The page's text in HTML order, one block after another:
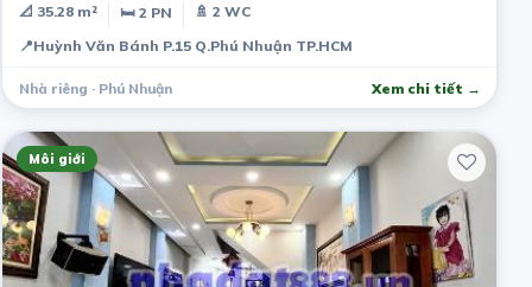
📐 35.28 m² 🛏 2 PN
🚿 2 WC
📍Huỳnh Văn Bánh P.15 Q.Phú Nhuận TP.HCM
Nhà riêng · Phú Nhuận Xem chi tiết →
Môi giới